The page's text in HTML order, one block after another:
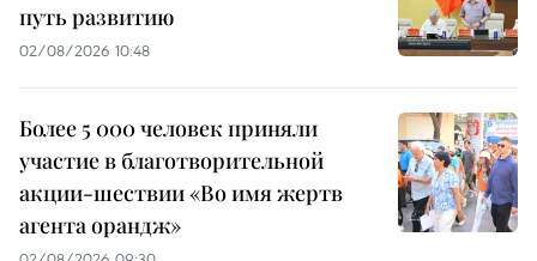
путь развитию
02/08/2026 10:48
Более 5 000 человек приняли
участие в благотворительной
акции-шествии «Во имя жертв
агента орандж»